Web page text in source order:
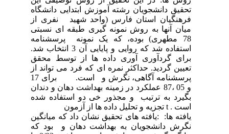
تحقیق دانشجویان رشته آموزش ابتدایی دانشگاه
فرهنگیان استان فارس (واحد شهید نفری از
میان آنها به روش نمونه گیری طبقه ای نسبتی
78 مطهری) بوده، که یک نمونه پرسشنامه
استفاده شد که روایی و پایایی آن 3 انتخاب شد.
برای گردآوری آوری داده ها از توسط محقق
تعیین گردید. حداکثر نمره ای که فرد می تواند از
پرسشنامه آگاهی، نگرش و است. برای 17
و 05 ،87 عملکرد در زمینه بهداشت دهان و دندان
بگیرد به ترتیب و مجذور خی دو استفاده شده
است . t تجزیه و تحلیل داده ها از آزمون
یافته ها: :یافته های تحقیق نشان داد که میانگین
نگرش دانشجویان به بهداشت دهان و بود که